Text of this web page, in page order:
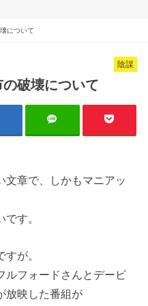
について
陰謀
破壊について
文章で、しかもマニアッ
す。
が。
ルフォードさんとデービ
放映した番組が